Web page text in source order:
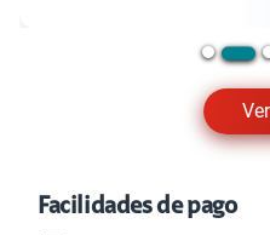
Facilidades de pago